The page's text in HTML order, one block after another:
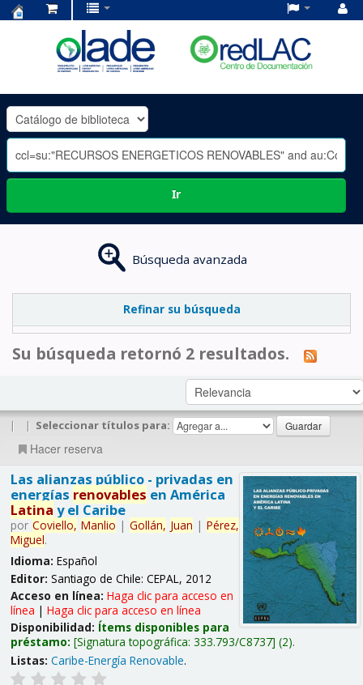
OLADE
-
Ir
Búsqueda avanzada
Refinar su búsqueda
Su búsqueda retornó 2 resultados.
| | Seleccionar títulos para:
Hacer reserva
Las alianzas público - privadas en
energías renovables en América
Latina y el Caribe
por Coviello, Manlio | Gollán, Juan | Pérez,
Miguel.
Idioma: Español
Editor: Santiago de Chile: CEPAL, 2012
Acceso en línea: Haga clic para acceso en
línea | Haga clic para acceso en línea
Disponibilidad: Ítems disponibles para
préstamo: Signatura topográfica: 333.793/C8737 (2).
Listas: Caribe-Energía Renovable.